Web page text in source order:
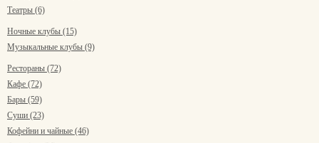
Театры (6)
Ночные клубы (15)
Музыкальные клубы (9)
Рестораны (72)
Кафе (72)
Бары (59)
Суши (23)
Кофейни и чайные (46)